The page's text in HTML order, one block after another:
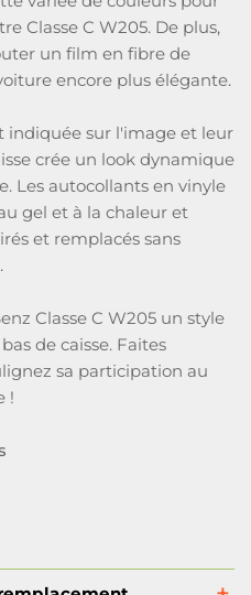
Classe C W205. De plus,
un film en fibre de
encore plus élégante.
indiquée sur l'image et leur
crée un look dynamique
Les autocollants en vinyle
gel et à la chaleur et
et remplacés sans
Classe C W205 un style
de caisse. Faites
sa participation au
!